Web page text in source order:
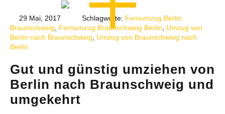
WEITERE DIENSTLEISTUNGEN
AKTUELLES
UMZUGSKOSTEN RECHNER
KUNDENMEINUNGEN
29 Mai, 2017 Schlagworte: Fernumzug Berlin
Braunschweig
Fernumzug Braunschweig Berlin
Umzug von
Berlin nach Braunschweig
Umzug von Braunschweig nach
Berlin
Gut und günstig umziehen von
Berlin nach Braunschweig und
umgekehrt